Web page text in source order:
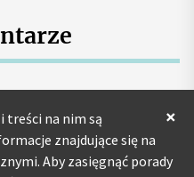
×
treści na nim są
znajdujące się na
Aby zasięgnąć porady